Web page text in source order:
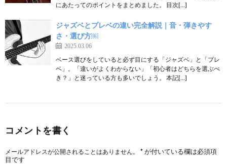
にあたってのポイントをまとめました。 目次[…]
ジャズベとプレベの違い完全解説｜音・弾きやす
さ・選び方￼
2025.03.06
ベース選びをしていると必ず目にする「ジャズベ」と「プレ
ベ」。「違いがよくわからない」「初心者はどちらを選ぶべ
き？」と迷っている方も多いでしょう。 本記[…]
コメントを書く
メールアドレスが公開されることはありません。 *が付いている欄は必須項
目です